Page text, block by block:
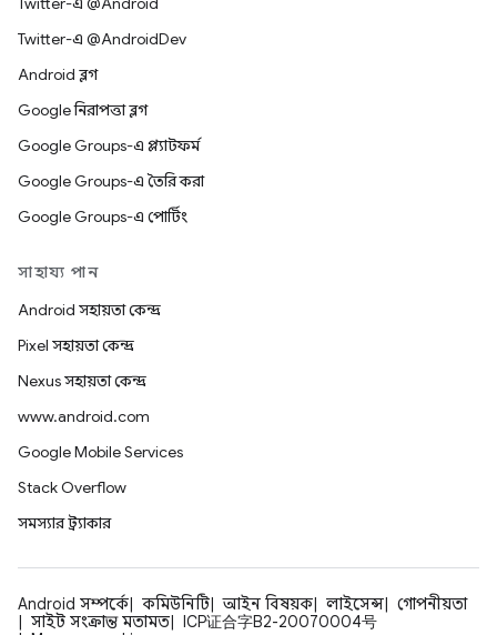
Twitter-এ @AndroidDev
Android ব্লগ
Google নিরাপত্তা ব্লগ
Google Groups-এ প্ল্যাটফর্ম
Google Groups-এ তৈরি করা
Google Groups-এ পোর্টিং
সাহায্য পান
Android সহায়তা কেন্দ্র
Pixel সহায়তা কেন্দ্র
Nexus সহায়তা কেন্দ্র
www.android.com
Google Mobile Services
Stack Overflow
সমস্যার ট্র্যাকার
Android সম্পর্কে কমিউনিটি আইন বিষয়ক লাইসেন্স
গোপনীয়তা
সাইট সংক্রান্ত মতামত
ICP证合字B2-20070004号